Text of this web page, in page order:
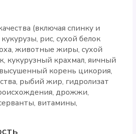
(включая спинку и
рис, сухой белок
животные жиры, сухой
кукурузный крахмал, яичный
корень цикория,
рыбий жир, гидролизат
дрожжи,
витамины,